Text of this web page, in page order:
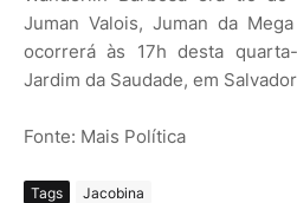
Juman Valois, Juman da
ocorrerá às 17h desta
Jardim da Saudade, em Salvador
Fonte: Mais Política
Tags Jacobina